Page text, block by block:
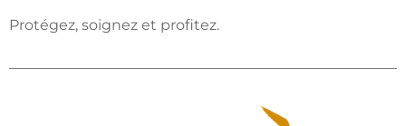
Protégez, soignez et profitez.